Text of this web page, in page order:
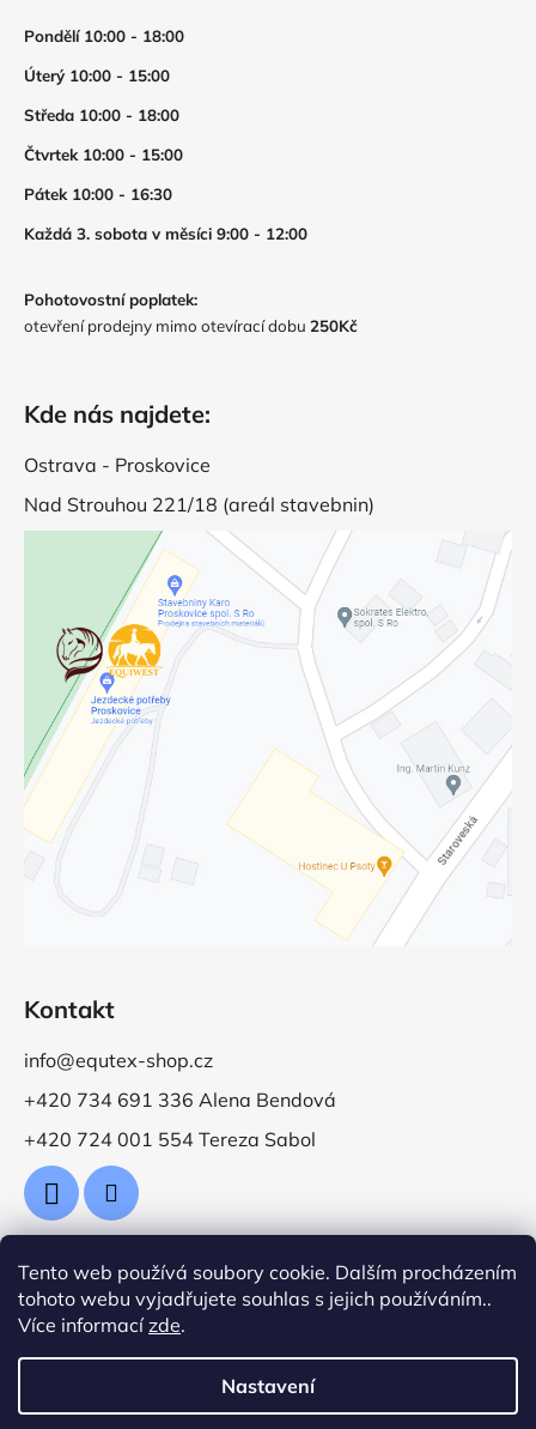
Tento web používá soubory cookie. Dalším procházením
tohoto webu vyjadřujete souhlas s jejich používáním..
Více informacízde.
Nastavení
Pondělí 10:00 - 18:00
Úterý 10:00 - 15:00
Středa 10:00 - 18:00
Čtvrtek 10:00 - 15:00
Pátek 10:00 - 16:30
Každá 3. sobota v měsíci 9:00 - 12:00
Pohotovostní poplatek:
otevření prodejny mimo otevírací dobu 250Kč
Kde nás najdete:
Ostrava - Proskovice
Nad Strouhou 221/18 (areál stavebnin)
Kontakt
info@equtex-shop.cz
+420 734 691 336 Alena Bendová
+420 724 001 554 Tereza Sabol
Přijímáme online platby